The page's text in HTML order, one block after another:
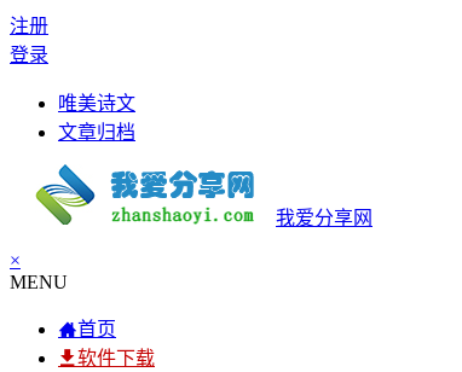
注册
登录
唯美诗文
文章归档
我爱分享网
×
MENU
首页
软件下载